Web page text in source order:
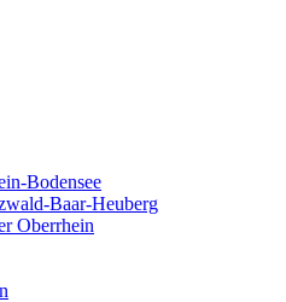
Bodensee
Baar-Heuberg
Oberrhein